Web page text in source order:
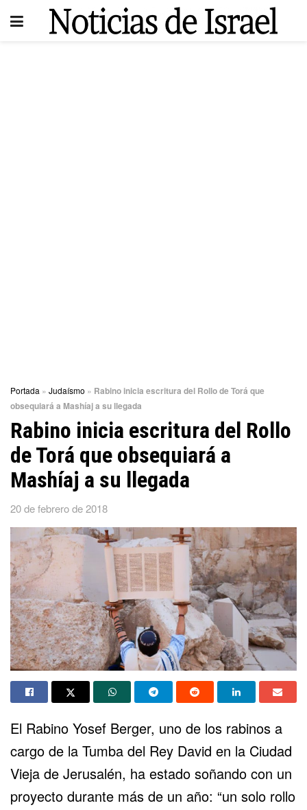
Portada » Judaísmo » Rabino inicia escritura del Rollo de Torá que
obsequiará a Mashíaj a su llegada
Rabino inicia escritura del Rollo
de Torá que obsequiará a
Mashíaj a su llegada
20 de febrero de 2018
El Rabino Yosef Berger, uno de los rabinos a
cargo de la Tumba del Rey David en la Ciudad
Vieja de Jerusalén, ha estado soñando con un
proyecto durante más de un año: “un solo rollo